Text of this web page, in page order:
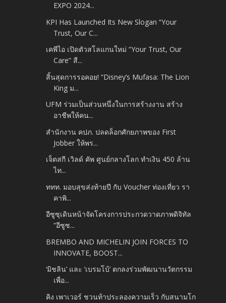
EXPO 2024...
KPI Has Launched Its New Slogan “Your
Trust, Our C...
เคพีไอ เปิดตัวสโลแกนใหม่ “Your Trust, Our
Care” สื...
สิ้นสุดการรอคอย! “Disney’s Mufasa: The Lion
King ม...
UFM ร่วมเป็นส่วนหนึ่งในการสร้างงาน สร้าง
อาชีพให้คน...
สำนักงาน คปภ. ปลดล็อกศักยภาพของ First
Jobber ให้พร...
เจ็ตสกี เวิลด์ คัพ ศูนย์กลางโลก ทำเงิน 450 ล้าน
ไท...
ททท. มอบสุขส่งท้ายปี กับ Voucher ท่องเที่ยว รา
คาพิ...
อีซูซุเดินหน้าจัดโครงการประกวดวาดภาพดิจิทัล
“อีซูซ...
BREMBO AND MICHELIN JOIN FORCES TO
INNOVATE, BOOST...
‘มิชลิน’ และ ‘เบรมโบ้’ ตกลงร่วมพัฒนานวัตกรรม
เพื่อ...
คิง เพาเวอร์ ชวนท้าประลองความเร็ว กับสนามโก